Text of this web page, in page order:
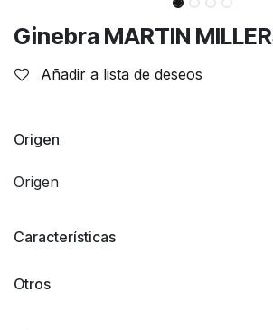
Ginebra MARTIN
Añadir a lista de deseos
Origen
Origen
Características
Otros